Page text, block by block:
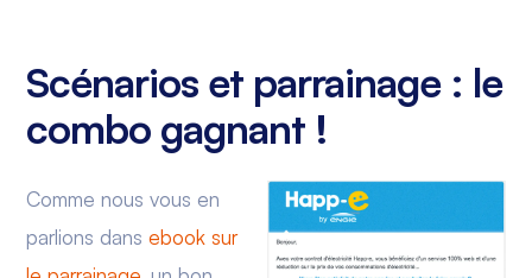
Scénarios et parrainage : le
combo gagnant !
Comme nous vous en
parlions dansebook sur